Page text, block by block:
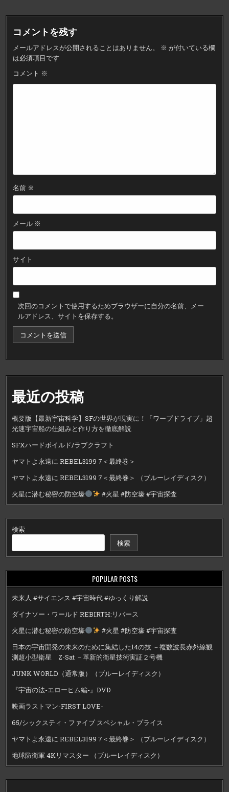
ビ
ゲ
ー
シ
ョ
ン
コメントを残す
メールアドレスが公開されることはありません。 ※ が付いている欄
は必須項目です
コメント ※
名前 ※
メール ※
サイト
次回のコメントで使用するためブラウザーに自分の名前、メー
ルアドレス、サイトを保存する。
最近の投稿
概要版【最新宇宙科学】SFの世界が現実に！「ワープドライブ」超
光速宇宙船の仕組みと作り方を徹底解説
SFXハードボイルド/ラブクラフト
ヤマトよ永遠に REBEL3199 7＜最終巻＞
ヤマトよ永遠に REBEL3199 7＜最終巻＞ （ブルーレイディスク）
火星に潜む秘密の防空壕
#火星 #防空壕 #宇宙探査
検索
検索
POPULAR POSTS
未来人 #サイエンス #宇宙時代 #ゆっくり解説
ダイナソー・ワールド REBIRTH:リバース
火星に潜む秘密の防空壕
#火星 #防空壕 #宇宙探査
日本の宇宙開発の未来のために集結した14の技 －複数波長赤外線観
測超小型衛星 Z-Sat －革新的衛星技術実証２号機
JUNK WORLD（通常版）（ブルーレイディスク）
『宇宙の法-エローヒム編-』DVD
映画ラストマン-FIRST LOVE-
65/シックスティ・ファイブ スペシャル・プライス
ヤマトよ永遠に REBEL3199 7＜最終巻＞ （ブルーレイディスク）
地球防衛軍 4Kリマスター （ブルーレイディスク）